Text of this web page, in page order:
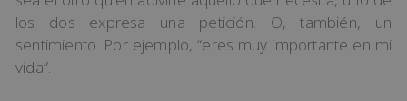
los dos expresa una petición. O, también, un
sentimiento. Por ejemplo, “eres muy importante en mi
vida”.